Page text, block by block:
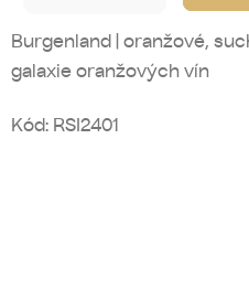
Burgenland | oranžové,
galaxie oranžových vín
Kód: RSI2401